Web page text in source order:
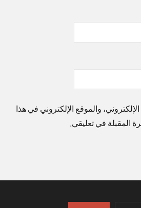
والموقع الإلكتروني في هذا
المقبلة في تعليقي.